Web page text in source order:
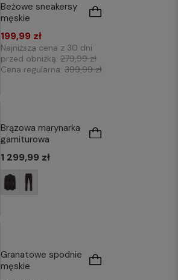
Beżowe sneakersy
męskie
199,99 zł
Najniższa cena z 30 dni
przed obniżką: 279,99 zł
Cena regularna: 399,99 zł
Brązowa marynarka
garniturowa
1 299,99 zł
Granatowe spodnie
męskie